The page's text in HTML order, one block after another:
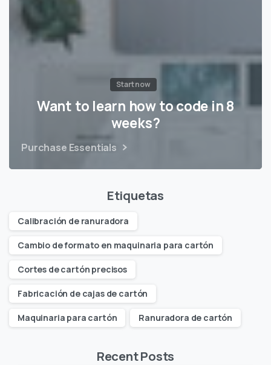
Start now
Want to learn how to code in 8
weeks?
Purchase Essentials
Etiquetas
Calibración de ranuradora
Cambio de formato en maquinaria para cartón
Cortes de cartón precisos
Fabricación de cajas de cartón
Maquinaria para cartón Ranuradora de cartón
Recent Posts